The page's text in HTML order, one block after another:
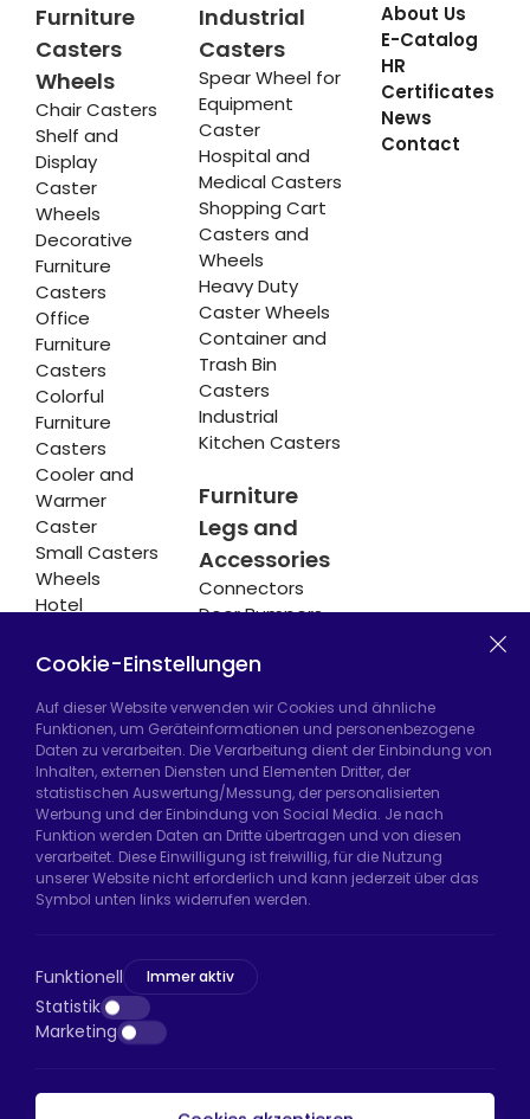
Furniture
Casters
Wheels
Chair Casters
Shelf and
Display
Caster
Wheels
Decorative
Furniture
Casters
Office
Furniture
Casters
Colorful
Furniture
Casters
Cooler and
Warmer
Caster
Small Casters
Wheels
Hotel
Casters
Industrial
Casters
Spear Wheel for
Equipment
Caster
Hospital and
Medical Casters
Shopping Cart
Casters and
Wheels
Heavy Duty
Caster Wheels
Container and
Trash Bin
Casters
Industrial
Kitchen Casters
Furniture
Legs and
Accessories
Connectors
Door Bumpers
About Us
E-Catalog
HR
Certificates
News
Contact
Hadımköy Fabrik:Atatürk Sanayi Bölgesi,
Uzunçayır Caddesi, No:11 Hadımköy, 34555
Arnavutköy/İstanbul
Telefon: +90 212 640 66 46
E-Mail: export@htsteker.com
D:a, 34045 Bayrampaşa/İstanbul
Telefon:+90 530 044 64 87
E-Mail: info@htsteker.com
Cookie-Einstellungen
Auf dieser Website verwenden wir Cookies und ähnliche
Funktionen, um Geräteinformationen und personenbezogene
Daten zu verarbeiten. Die Verarbeitung dient der Einbindung von
Inhalten, externen Diensten und Elementen Dritter, der
statistischen Auswertung/Messung, der personalisierten
Werbung und der Einbindung von Social Media. Je nach
Funktion werden Daten an Dritte übertragen und von diesen
verarbeitet. Diese Einwilligung ist freiwillig, für die Nutzung
unserer Website nicht erforderlich und kann jederzeit über das
Symbol unten links widerrufen werden.
Funktionell Immer aktiv
Statistik
Marketing